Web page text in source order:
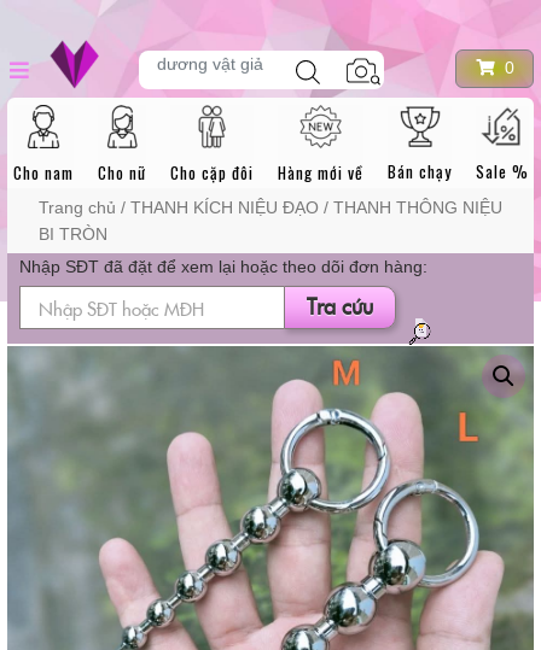
to
content
0
Tìm
kiếm
sản
dương vật giả
Cho nam Cho nữ Cho cặp đôi Hàng mới về Bán chạy Sale %
Trang chủ / THANH KÍCH NIỆU ĐẠO / THANH THÔNG NIỆU
BI TRÒN
Nhập SĐT đã đặt để xem lại hoặc theo dõi đơn hàng:
Tra cứu